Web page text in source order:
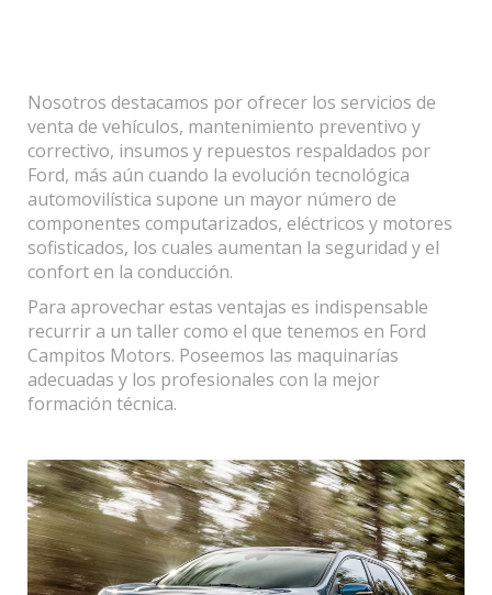
Nosotros destacamos por ofrecer los servicios de
venta de vehículos, mantenimiento preventivo y
correctivo, insumos y repuestos respaldados por
Ford, más aún cuando la evolución tecnológica
automovilística supone un mayor número de
componentes computarizados, eléctricos y motores
sofisticados, los cuales aumentan la seguridad y el
confort en la conducción.
Para aprovechar estas ventajas es indispensable
recurrir a un taller como el que tenemos en Ford
Campitos Motors. Poseemos las maquinarías
adecuadas y los profesionales con la mejor
formación técnica.